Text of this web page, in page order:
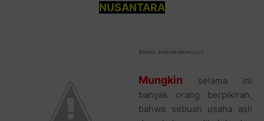
NUSANTARA
Bekasi, kelanakuliner.co.cc
Mungkin selama ini
banyak orang berpikiran,
bahwa sebuah usaha asli